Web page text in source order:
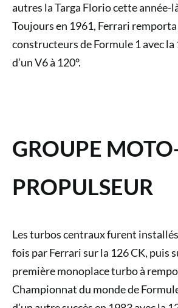
autres la Targa Florio cette année-
Toujours en 1961, Ferrari
constructeurs de Formule 1 avec la
d’un V6 à 120°.
GROUPE
PROPULSEUR
Les turbos centraux furent
fois par Ferrari sur la 126 CK, puis
première monoplace turbo à
Championnat du monde de